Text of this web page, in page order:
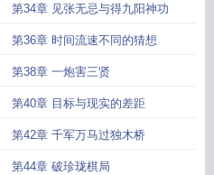
第34章 见张无忌与得九阳神功
第36章 时间流速不同的猜想
第38章 一炮害三贤
第40章 目标与现实的差距
第42章 千军万马过独木桥
第44章 破珍珑棋局